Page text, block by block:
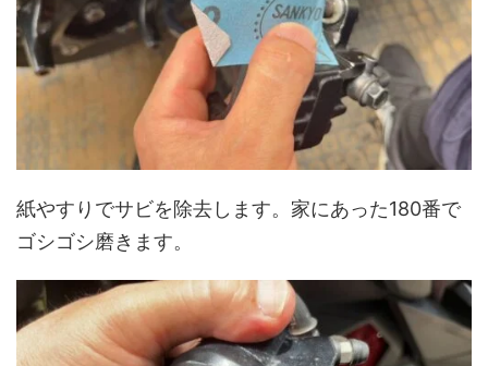
紙やすりでサビを除去します。家にあった180番で
ゴシゴシ磨きます。